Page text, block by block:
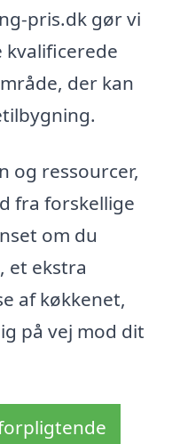
pris.dk gør vi
der kan
og ressourcer,
fra forskellige
om du
et ekstra
af køkkenet,
på vej mod dit